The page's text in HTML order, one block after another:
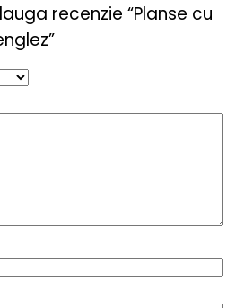
recenzie “Planse cu